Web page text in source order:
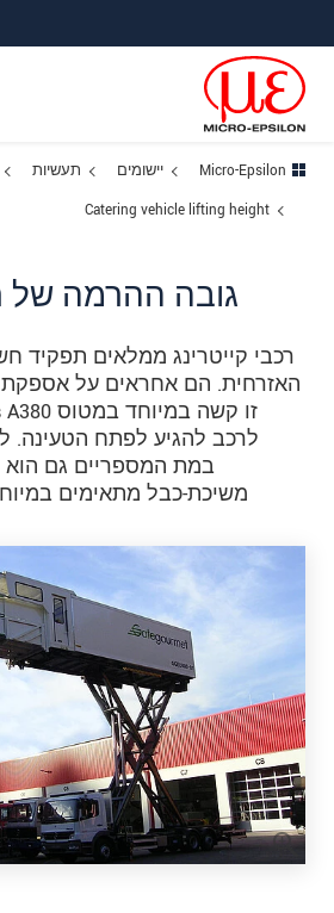
Micro-Epsilon יישומים תעשיות
Catering vehicle lifting height
גובה ההרמה של
רכבי קייטרינג ממלאים תפקיד
האזרחית. הם אחראים על אספקת
לרכב להגיע לפתח הטעינה.
במת המספריים גם הוא
משיכת-כבל מתאימים